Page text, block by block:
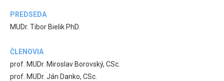
PREDSEDA
MUDr. Tibor Bielik PhD.
ČLENOVIA
prof. MUDr. Miroslav Borovský, CSc.
prof. MUDr. Ján Danko, CSc.